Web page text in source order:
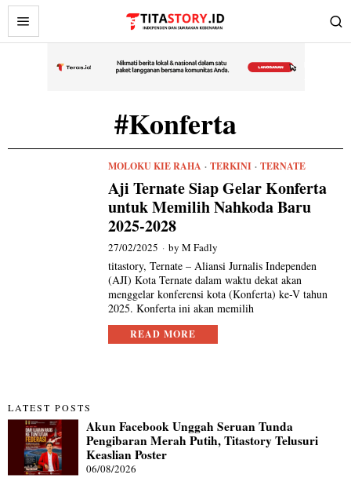
#Konferta
MOLOKU KIE RAHA · TERKINI · TERNATE
Aji Ternate Siap Gelar Konferta
untuk Memilih Nahkoda Baru
2025-2028
27/02/2025 byM Fadly
titastory, Ternate – Aliansi Jurnalis Independen
(AJI) Kota Ternate dalam waktu dekat akan
menggelar konferensi kota (Konferta) ke-V tahun
2025. Konferta ini akan memilih
READ MORE
LATEST POSTS
Akun Facebook Unggah Seruan Tunda
Pengibaran Merah Putih, Titastory Telusuri
Keaslian Poster
06/08/2026